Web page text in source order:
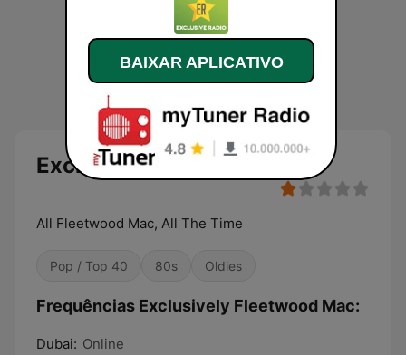
Exclusively Fleetwood Mac
All Fleetwood Mac, All The Time
Pop / Top 40 80s Oldies
Frequências Exclusively Fleetwood Mac:
Dubai: Online
BAIXAR APLICATIVO